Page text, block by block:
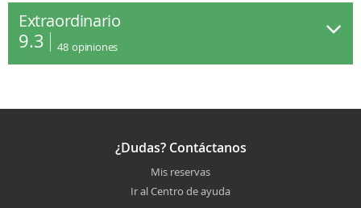
Extraordinario
9.3 48 opiniones
¿Dudas? Contáctanos
Mis reservas
Ir al Centro de ayuda